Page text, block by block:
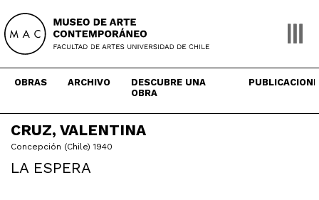
content
OBRAS ARCHIVO
DESCUBRE UNA
OBRA
CRUZ, VALENTINA
Concepción (Chile) 1940
LA ESPERA